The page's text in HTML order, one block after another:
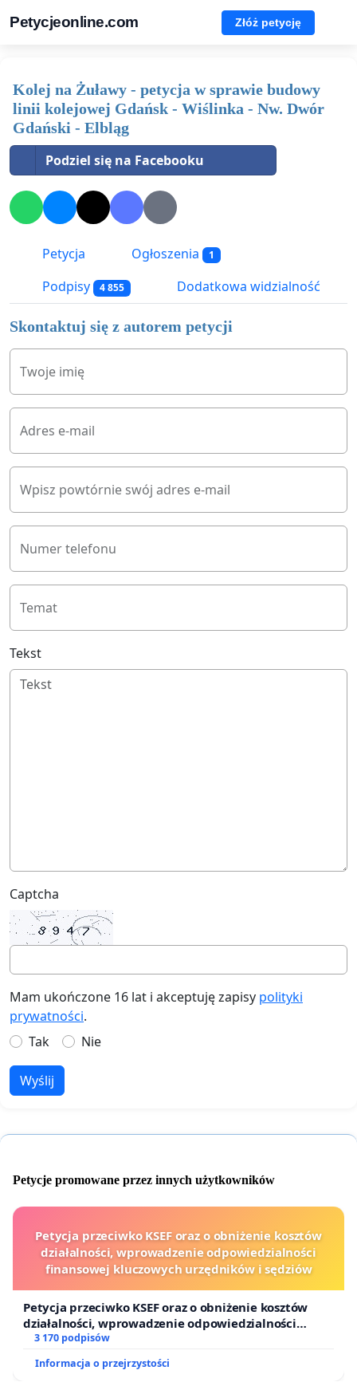
Petycjeonline.com Złóż petycję
Kolej na Żuławy - petycja w sprawie budowy
linii kolejowej Gdańsk - Wiślinka - Nw. Dwór
Gdański - Elbląg
Podziel się na Facebooku
Petycja Ogłoszenia 1
Podpisy 4 855 Dodatkowa widzialność
Skontaktuj się z autorem petycji
Twoje imię
Adres e-mail
Wpisz powtórnie swój adres e-mail
Numer telefonu
Temat
Tekst
Captcha
Mam ukończone 16 lat i akceptuję zapisy polityki
prywatności.
Tak
Nie
Wyślij
Petycje promowane przez innych użytkowników
Petycja przeciwko KSEF oraz o obniżenie kosztów
działalności, wprowadzenie odpowiedzialności
finansowej kluczowych urzędników i sędziów
Petycja przeciwko KSEF oraz o obniżenie kosztów
działalności, wprowadzenie odpowiedzialności
finansowej kluczowych urzędników i sędziów
3 170 podpisów
Informacja o przejrzystości